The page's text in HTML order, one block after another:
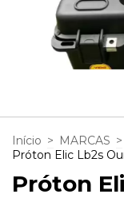
Início > MARCAS >
Próton Elic Lb2s
Próton